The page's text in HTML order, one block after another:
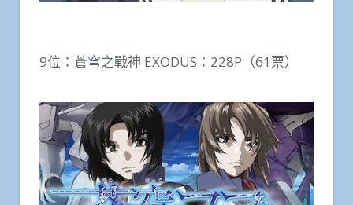
9位：蒼穹之戰神 EXODUS：228P（61票）